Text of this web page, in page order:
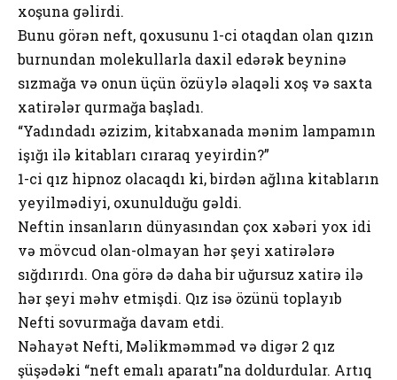
xoşuna gəlirdi.
Bunu görən neft, qoxusunu 1-ci otaqdan olan qızın
burnundan molekullarla daxil edərək beyninə
sızmağa və onun üçün özüylə əlaqəli xoş və saxta
xatirələr qurmağa başladı.
“Yadındadı əzizim, kitabxanada mənim lampamın
işığı ilə kitabları cıraraq yeyirdin?”
1-ci qız hipnoz olacaqdı ki, birdən ağlına kitabların
yeyilmədiyi, oxunulduğu gəldi.
Neftin insanların dünyasından çox xəbəri yox idi
və mövcud olan-olmayan hər şeyi xatirələrə
sığdırırdı. Ona görə də daha bir uğursuz xatirə ilə
hər şeyi məhv etmişdi. Qız isə özünü toplayıb
Nefti sovurmağa davam etdi.
Nəhayət Nefti, Məlikməmməd və digər 2 qız
şüşədəki “neft emalı aparatı”na doldurdular. Artıq